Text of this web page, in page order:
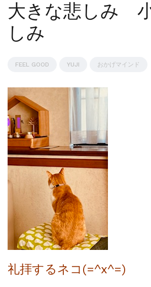
大きな悲しみ
しみ
FEEL GOOD YUJI おかげマインド
礼拝するネコ(=^x^=)